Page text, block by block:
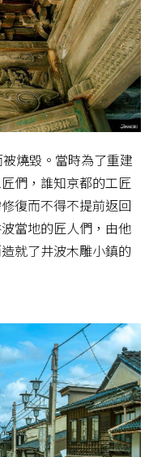
燒毀。當時為了重建
們，誰知京都的工匠
復而不得不提前返回
當地的匠人們，由他
就了井波木雕小鎮的